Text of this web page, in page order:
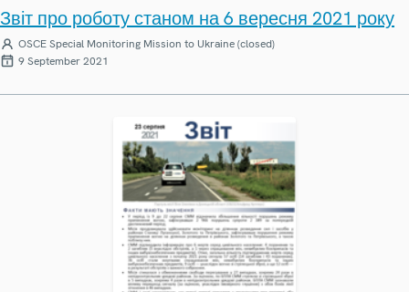
Звіт про роботу станом на 6 вересня 2021 року
OSCE Special Monitoring Mission to Ukraine (closed)
9 September 2021